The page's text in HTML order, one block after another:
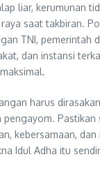
liar, kerumunan
saat takbiran.
TNI, pemerintah
dan instansi
harus
Pastikan
kebersamaan,
Idul Adha itu